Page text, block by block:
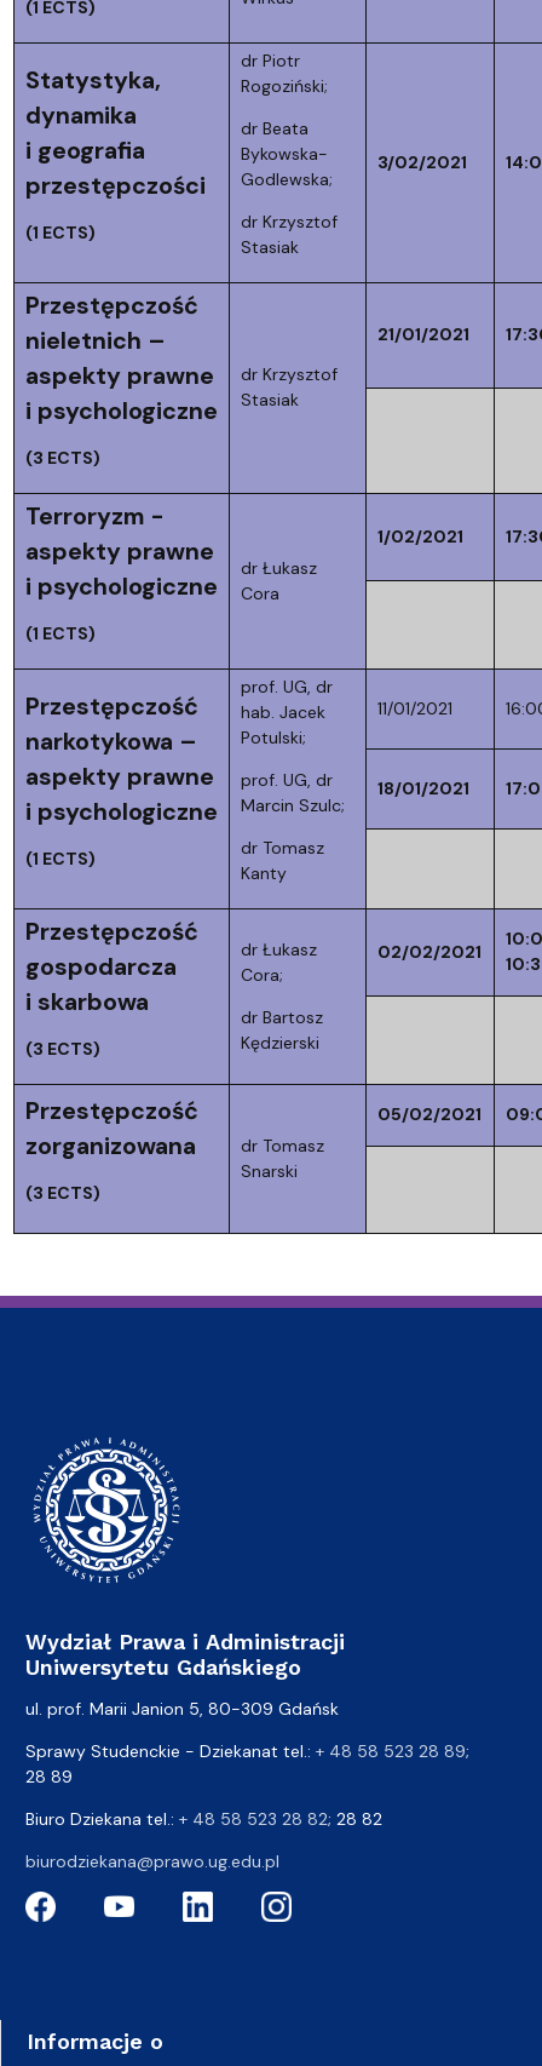
(1 ECTS)
Statystyka,
dynamika
i geografia
przestępczości
(1 ECTS)
dr Piotr
Rogoziński;
dr Beata
Bykowska-
Godlewska;
dr Krzysztof
Stasiak
3/02/2021
Przestępczość
nieletnich –
aspekty prawne
i psychologiczne
(3 ECTS)
dr Krzysztof
Stasiak
21/01/2021
Terroryzm -
aspekty prawne
i psychologiczne
(1 ECTS)
dr Łukasz
Cora
1/02/2021
Przestępczość
narkotykowa –
aspekty prawne
i psychologiczne
(1 ECTS)
prof. UG, dr
hab. Jacek
Potulski;
prof. UG, dr
Marcin Szulc;
dr Tomasz
Kanty
11/01/2021
18/01/2021
Przestępczość
gospodarcza
i skarbowa
(3 ECTS)
dr Łukasz
Cora;
dr Bartosz
Kędzierski
02/02/2021
Przestępczość
zorganizowana
(3 ECTS)
dr Tomasz
Snarski
05/02/2021
Wydział Prawa i Administracji
Uniwersytetu Gdańskiego
ul. prof. Marii Janion 5, 80-309 Gdańsk
Sprawy Studenckie - Dziekanat tel.: + 48 58 523 28 89;
28 89
Biuro Dziekana tel.: + 48 58 523 28 82; 28 82
biurodziekana@prawo.ug.edu.pl
Informacje o